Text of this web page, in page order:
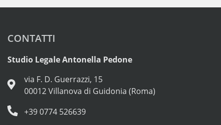
CONTATTI
Studio Legale Antonella Pedone
via F. D. Guerrazzi, 15
00012 Villanova di Guidonia (Roma)
+39 0774 526639